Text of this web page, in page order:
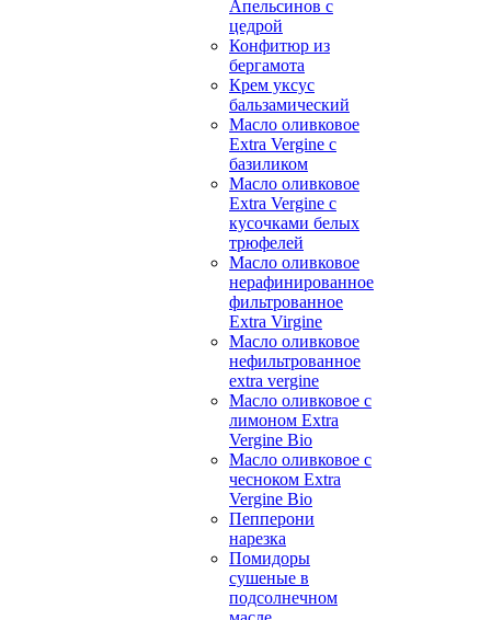
Апельсинов с
цедрой
Конфитюр из
бергамота
Крем уксус
бальзамический
Масло оливковое
Extra Vergine с
базиликом
Масло оливковое
Extra Vergine с
кусочками белых
трюфелей
Масло оливковое
нерафинированное
фильтрованное
Extra Virgine
Масло оливковое
нефильтрованное
extra vergine
Масло оливковое с
лимоном Extra
Vergine Bio
Масло оливковое с
чесноком Extra
Vergine Bio
Пепперони
нарезка
Помидоры
сушеные в
подсолнечном